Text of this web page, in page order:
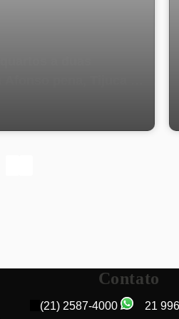
Contato
(21) 2587-4000 21